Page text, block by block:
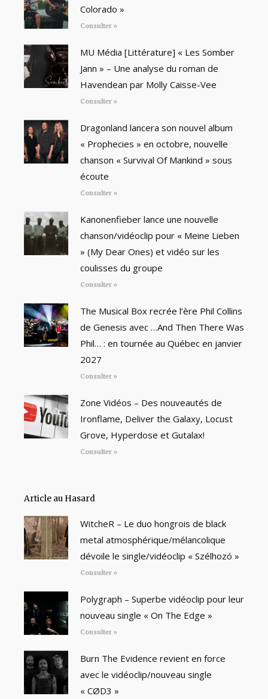
Colorado »
Consulter »
MU Média [Littérature] « Les Somber
Jann » – Une analyse du roman de
Havendean par Molly Caisse-Vee
Consulter »
Dragonland lancera son nouvel album
« Prophecies » en octobre, nouvelle
chanson « Survival Of Mankind » sous
écoute
Consulter »
Kanonenfieber lance une nouvelle
chanson/vidéoclip pour « Meine Lieben
» (My Dear Ones) et vidéo sur les
coulisses du groupe
Consulter »
The Musical Box recrée l’ère Phil Collins
de Genesis avec …And Then There Was
Phil… : en tournée au Québec en janvier
2027
Consulter »
Zone Vidéos – Des nouveautés de
Ironflame, Deliver the Galaxy, Locust
Grove, Hyperdose et Gutalax!
Consulter »
Article au Hasard
WitcheR – Le duo hongrois de black
metal atmosphérique/mélancolique
dévoile le single/vidéoclip « Szélhozó »
Consulter »
Polygraph – Superbe vidéoclip pour leur
nouveau single « On The Edge »
Consulter »
Burn The Evidence revient en force
avec le vidéoclip/nouveau single
« CØD3 »